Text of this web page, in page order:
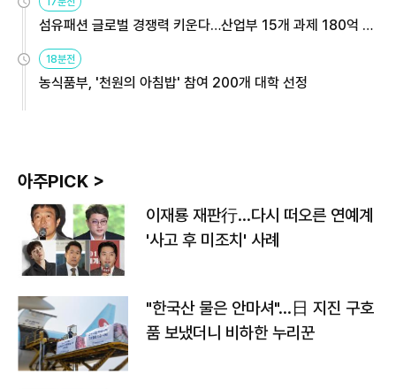
섬유패션 글로벌 경쟁력 키운다…산업부 15개 과제 180억 지
원
18분전
농식품부, '천원의 아침밥' 참여 200개 대학 선정
아주PICK >
이재룡 재판行…다시 떠오른 연예계
'사고 후 미조치' 사례
"한국산 물은 안마셔"…日 지진 구호
품 보냈더니 비하한 누리꾼